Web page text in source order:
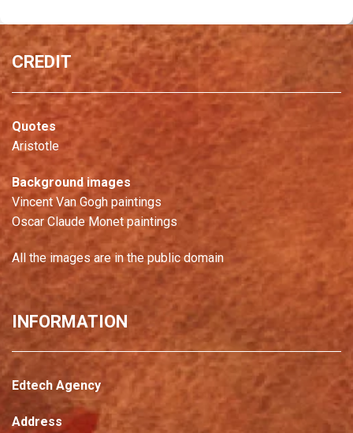
CREDIT
Quotes
Aristotle
Background images
Vincent Van Gogh paintings
Oscar Claude Monet paintings
All the images are in the public domain
INFORMATION
Edtech Agency
Address